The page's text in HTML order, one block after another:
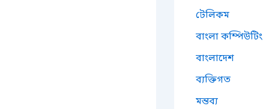
টেলিকম
বাংলা কম্পিউটিং
বাংলাদেশ
ব্যক্তিগত
মন্তব্য